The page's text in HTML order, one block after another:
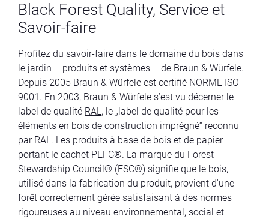
Black Forest Quality, Service et
Savoir-faire
Profitez du savoir-faire dans le domaine du bois dans
le jardin – produits et systèmes – de Braun & Würfele.
Depuis 2005 Braun & Würfele est certifié NORME ISO
9001. En 2003, Braun & Würfele s’est vu décerner le
label de qualité RAL, le „label de qualité pour les
éléments en bois de construction imprégné“ reconnu
par RAL. Les produits à base de bois et de papier
portant le cachet PEFC®. La marque du Forest
Stewardship Council® (FSC®) signifie que le bois,
utilisé dans la fabrication du produit, provient d'une
forêt correctement gérée satisfaisant à des normes
rigoureuses au niveau environnemental, social et